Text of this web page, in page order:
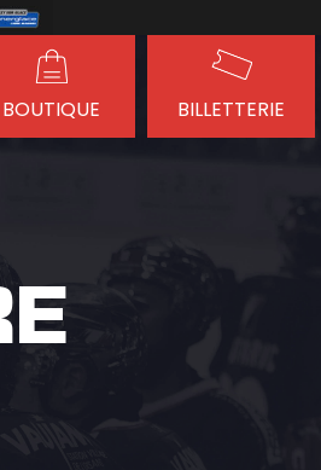
BOUTIQUE BILLETTERIE